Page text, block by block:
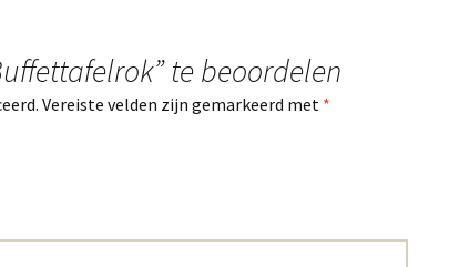
te beoordelen
Vereiste velden zijn gemarkeerd met *